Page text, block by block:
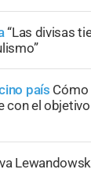
“Las divisas
país Cómo
con el